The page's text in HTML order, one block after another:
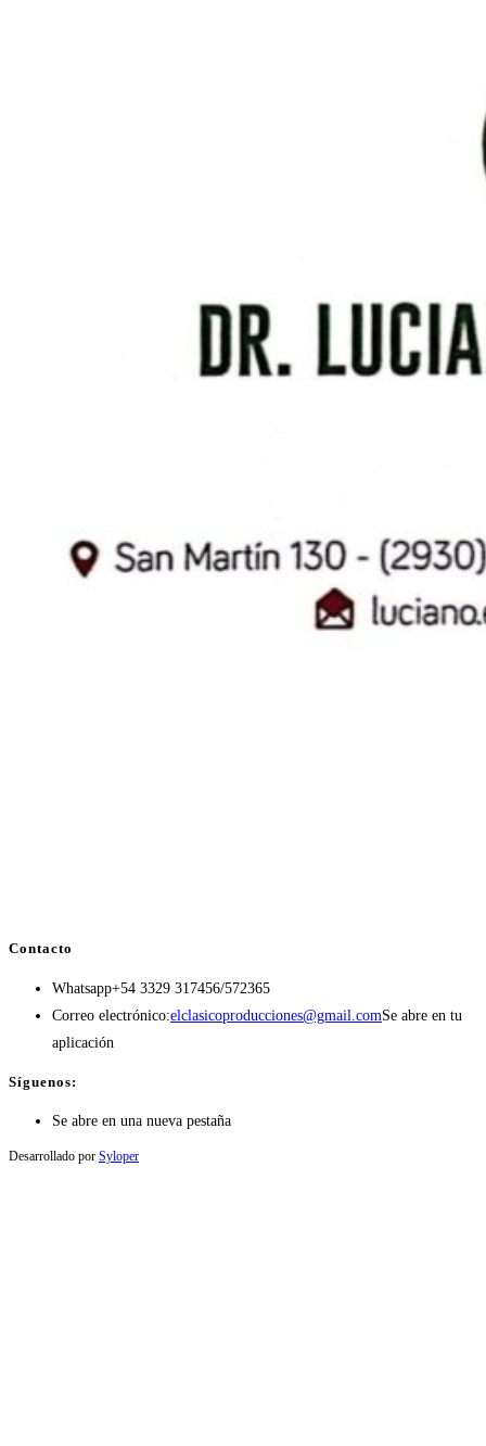
Contacto
Whatsapp+54 3329 317456/572365
Correo electrónico:elclasicoproducciones@gmail.comSe abre en tu
aplicación
Síguenos:
Se abre en una nueva pestaña
Desarrollado por Syloper